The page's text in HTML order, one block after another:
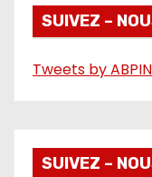
o
SUIVEZ –
Tweets by
SUIVEZ –